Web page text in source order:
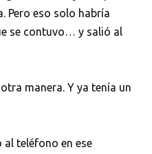
Pero eso solo habría
se contuvo… y salió al
manera. Y ya tenía un
al teléfono en ese